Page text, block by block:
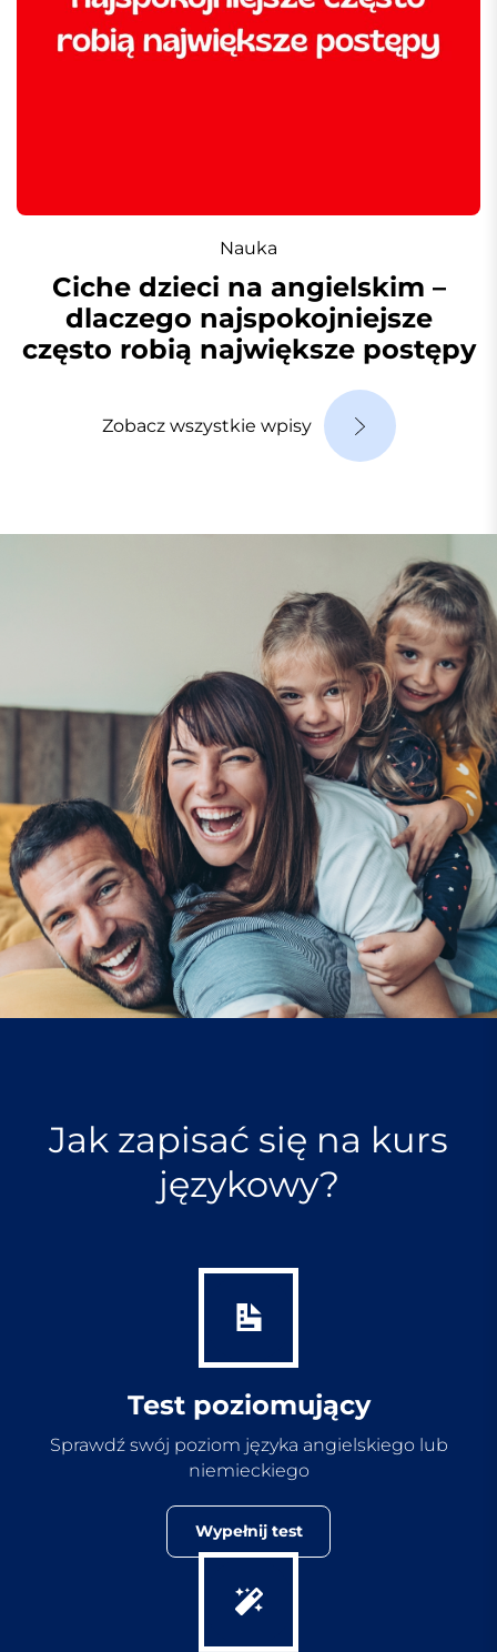
Nauka
Ciche dzieci na angielskim –
dlaczego najspokojniejsze
często robią największe postępy
Zobacz wszystkie wpisy
Jak zapisać się na kurs
językowy?
Test poziomujący
Sprawdź swój poziom języka angielskiego lub
niemieckiego
Wypełnij test